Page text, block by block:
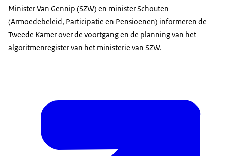
Minister Van Gennip (SZW) en minister Schouten
(Armoedebeleid, Participatie en Pensioenen) informeren de
Tweede Kamer over de voortgang en de planning van het
algoritmenregister van het ministerie van SZW.